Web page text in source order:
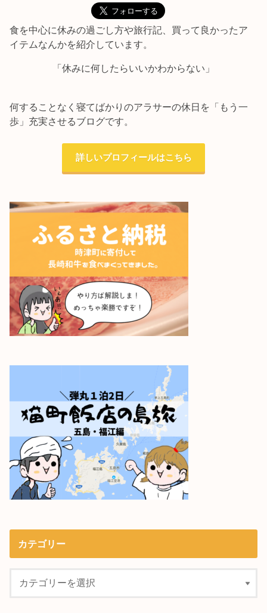
食を中心に休みの過ごし方や旅行記、買って良かったア
イテムなんかを紹介しています。
「休みに何したらいいかわからない」
何することなく寝てばかりのアラサーの休日を「もう一
歩」充実させるブログです。
詳しいプロフィールはこちら
カテゴリー